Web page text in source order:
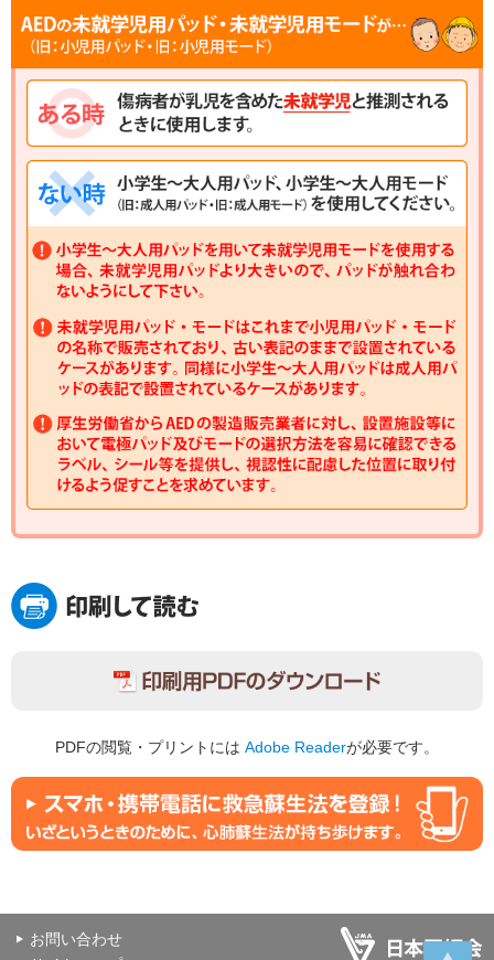
PDFの閲覧・プリントには Adobe Readerが必要です。
お問い合わせ